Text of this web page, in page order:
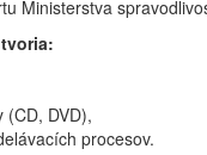
Ministerstva
(CD, DVD),
procesov.